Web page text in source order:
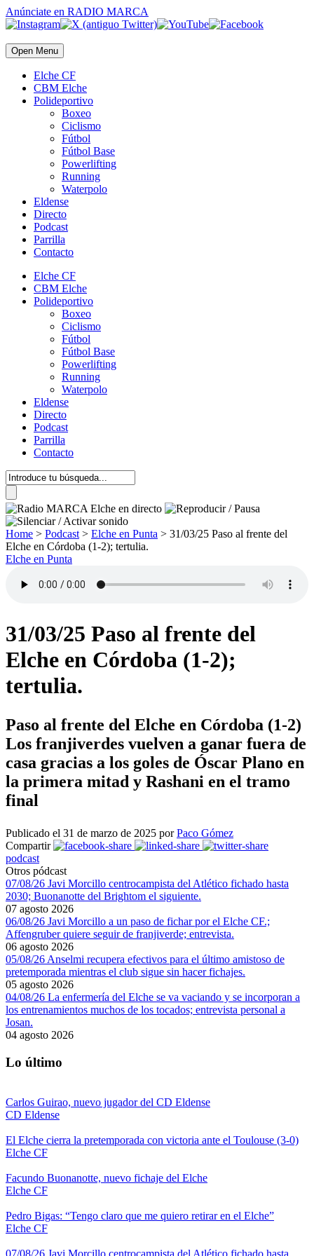
Anúnciate en RADIO MARCA
Open Menu
Elche CF
CBM Elche
Polideportivo
Boxeo
Ciclismo
Fútbol
Fútbol Base
Powerlifting
Running
Waterpolo
Eldense
Directo
Podcast
Parrilla
Contacto
Elche CF
CBM Elche
Polideportivo
Boxeo
Ciclismo
Fútbol
Fútbol Base
Powerlifting
Running
Waterpolo
Eldense
Directo
Podcast
Parrilla
Contacto
Home > Podcast > Elche en Punta > 31/03/25 Paso al frente del
Elche en Córdoba (1-2); tertulia.
Elche en Punta
31/03/25 Paso al frente del
Elche en Córdoba (1-2);
tertulia.
Paso al frente del Elche en Córdoba (1-2)
Los franjiverdes vuelven a ganar fuera de
casa gracias a los goles de Óscar Plano en
la primera mitad y Rashani en el tramo
final
Publicado el 31 de marzo de 2025 porPaco Gómez
Compartir
podcast
Otros pódcast
07/08/26 Javi Morcillo centrocampista del Atlético fichado hasta
2030; Buonanotte del Brightom el siguiente.
07 agosto 2026
06/08/26 Javi Morcillo a un paso de fichar por el Elche CF.;
Affengruber quiere seguir de franjiverde; entrevista.
06 agosto 2026
05/08/26 Anselmi recupera efectivos para el último amistoso de
pretemporada mientras el club sigue sin hacer fichajes.
05 agosto 2026
04/08/26 La enfermería del Elche se va vaciando y se incorporan a
los entrenamientos muchos de los tocados; entrevista personal a
Josan.
04 agosto 2026
Lo último
Carlos Guirao, nuevo jugador del CD Eldense
CD Eldense
El Elche cierra la pretemporada con victoria ante el Toulouse (3-0)
Elche CF
Facundo Buonanotte, nuevo fichaje del Elche
Elche CF
Pedro Bigas: “Tengo claro que me quiero retirar en el Elche”
Elche CF
07/08/26 Javi Morcillo centrocampista del Atlético fichado hasta